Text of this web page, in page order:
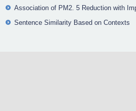
Association of PM2. 5 Reduction with
Sentence Similarity Based on Contexts